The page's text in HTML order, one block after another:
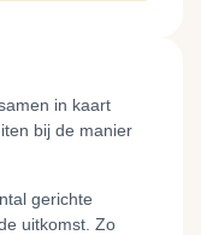
in kaart
bij de manier
gerichte
uitkomst. Zo